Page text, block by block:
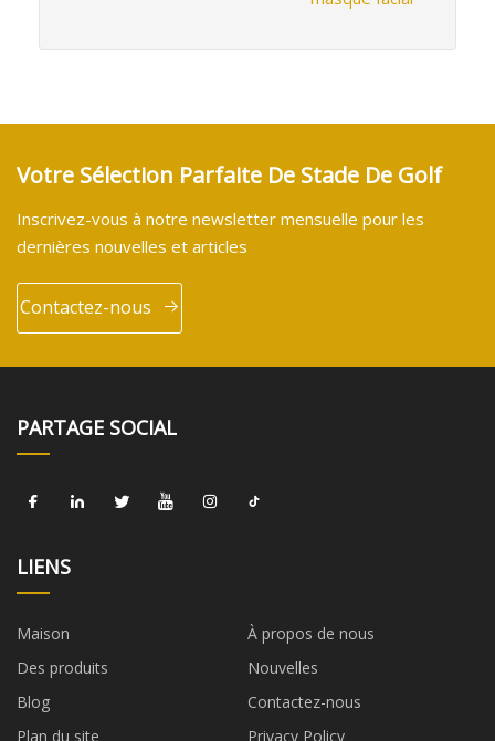
Votre Sélection Parfaite De Stade De Golf
Inscrivez-vous à notre newsletter mensuelle pour les
dernières nouvelles et articles
Contactez-nous
PARTAGE SOCIAL
LIENS
Maison
À propos de nous
Des produits
Nouvelles
Blog
Contactez-nous
Plan du site
Privacy Policy